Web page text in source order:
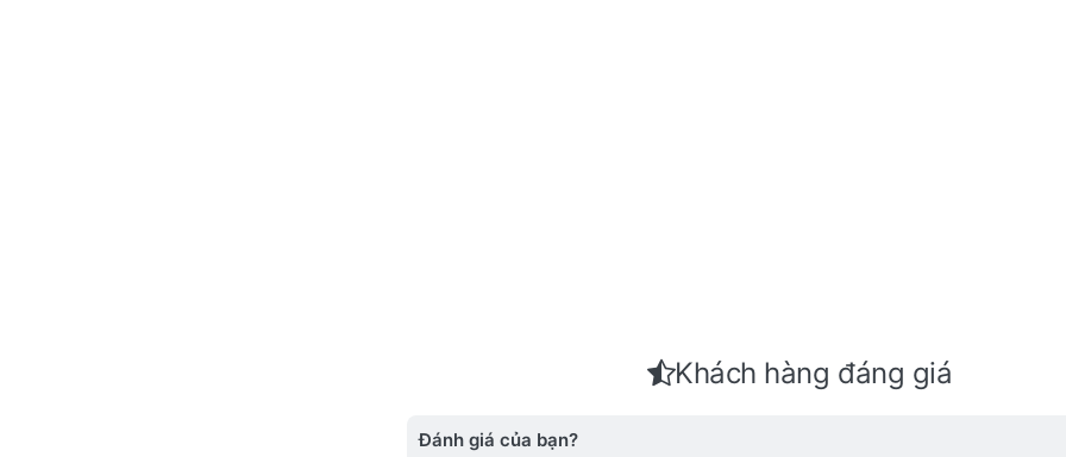
Khách hàng đáng giá
Đánh giá của bạn?